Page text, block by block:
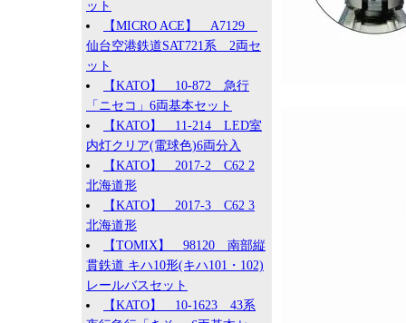
ット
【MICRO ACE】 A7129
仙台空港鉄道SAT721系 2両セ
ット
【KATO】 10-872 急行
「ニセコ」6両基本セット
【KATO】 11-214 LED室
内灯クリア(電球色)6両分入
【KATO】 2017-2 C62 2
北海道形
【KATO】 2017-3 C62 3
北海道形
【TOMIX】 98120 南部縦
貫鉄道 キハ10形(キハ101・102)
レールバスセット
【KATO】 10-1623 43系